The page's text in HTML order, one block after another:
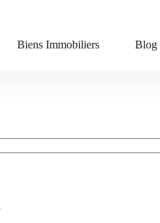
Biens Immobiliers Blog